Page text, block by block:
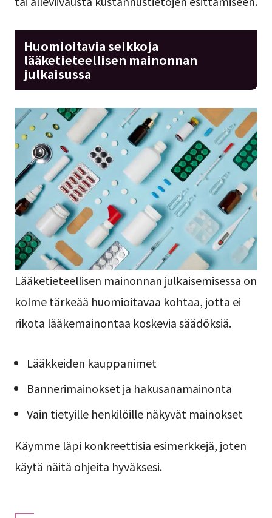
Huomioitavia seikkoja
lääketieteellisen mainonnan
julkaisussa
Lääketieteellisen mainonnan julkaisemisessa on
kolme tärkeää huomioitavaa kohtaa, jotta ei
rikota lääkemainontaa koskevia säädöksiä.
Lääkkeiden kauppanimet
Bannerimainokset ja hakusanamainonta
Vain tietyille henkilöille näkyvät mainokset
Käymme läpi konkreettisia esimerkkejä, joten
käytä näitä ohjeita hyväksesi.